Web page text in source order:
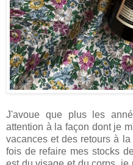
J'avoue que plus les
attention à la façon dont je
vacances et des retours à
fois de refaire mes stocks